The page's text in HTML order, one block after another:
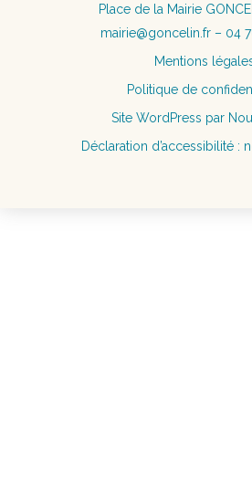
Place de la Mairie
mairie@goncelin.fr – 04
Mentions
Politique de
Site WordPress par
Déclaration d’accessibilité :